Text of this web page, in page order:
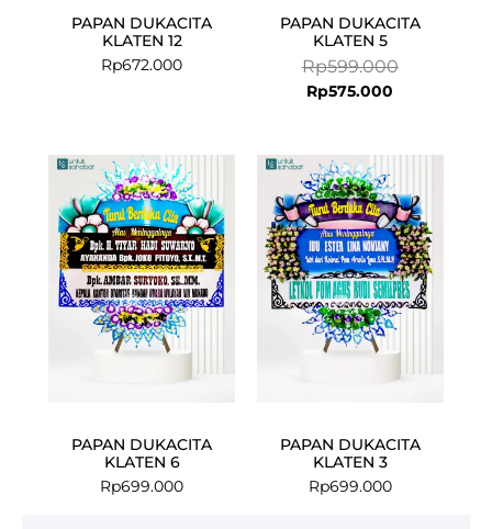
PAPAN DUKACITA
KLATEN 12
Rp672.000
PAPAN DUKACITA
KLATEN 5
Rp599.000
Rp575.000
PAPAN DUKACITA
KLATEN 6
Rp699.000
PAPAN DUKACITA
KLATEN 3
Rp699.000